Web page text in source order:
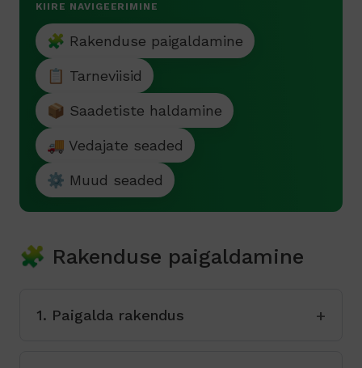
KIIRE NAVIGEERIMINE
🧩 Rakenduse paigaldamine
📋 Tarneviisid
📦 Saadetiste haldamine
🚚 Vedajate seaded
⚙️ Muud seaded
🧩 Rakenduse paigaldamine
1. Paigalda rakendus